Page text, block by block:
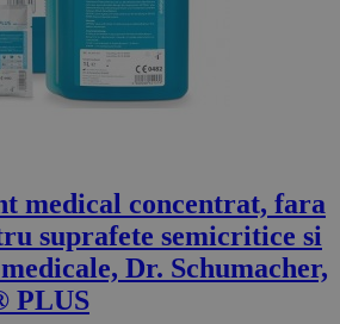
medical concentrat, fara
suprafete semicritice si
Dr. Schumacher,
PLUS